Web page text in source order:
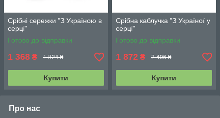
Срібні сережки "З Україною в
серці"
Готово до відправки
1 368 ₴ 1 824 ₴
Купити
Срібна каблучка "З Україної у
серці"
Готово до відправки
1 872 ₴ 2 496 ₴
Купити
Про нас